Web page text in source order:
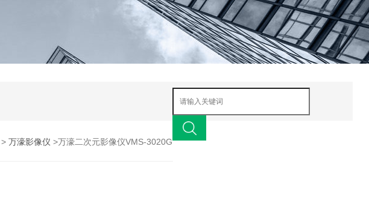
> 万濠影像仪 >万濠二次元影像仪VMS-3020G